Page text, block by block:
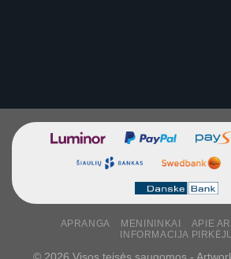
APRANGA MENININKAI
APIE
INFORMACIJA
© 2026 Visos teisės saugomos -